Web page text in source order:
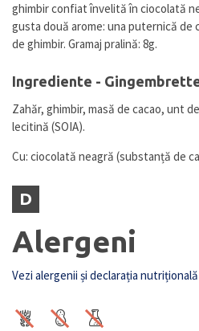
ghimbir confiat învelită în ciocolată
gusta două arome: una puternică de
de ghimbir. Gramaj pralină: 8g.
Ingrediente -
Zahăr, ghimbir, masă de cacao, unt
lecitină (SOIA).
Cu: ciocolată neagră (substanță de
D
Alergeni
Vezi alergenii și declarația